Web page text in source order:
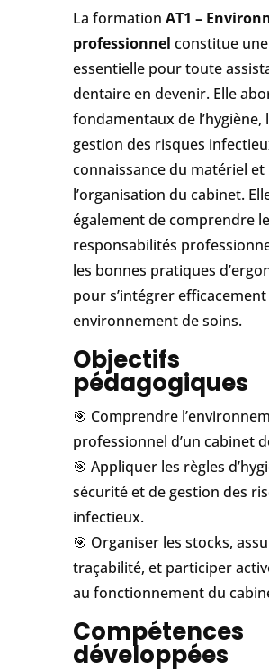
La formation AT1 –
professionnel constitue
essentielle pour toute
dentaire en devenir. Elle
fondamentaux de l’hygiène,
gestion des risques
connaissance du matériel et
l’organisation du cabinet.
également de comprendre
responsabilités
les bonnes pratiques
pour s’intégrer
environnement de soins.
Objectifs
pédagogiques
🎯 Comprendre
professionnel d’un cabinet
🎯 Appliquer les règles
sécurité et de gestion des
infectieux.
🎯 Organiser les stocks,
traçabilité, et participer
au fonctionnement du
Compétences
développées